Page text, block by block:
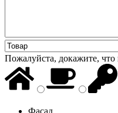
Пожалуйста, докажите,
Фасад